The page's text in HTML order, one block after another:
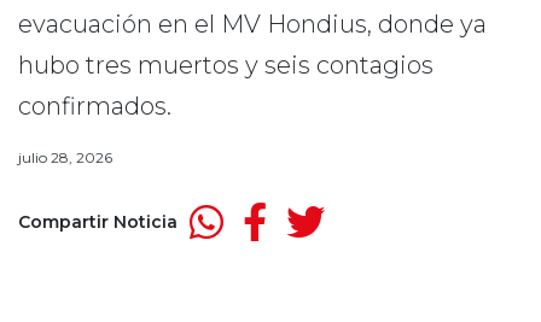
evacuación en el MV Hondius, donde ya
hubo tres muertos y seis contagios
confirmados.
julio 28, 2026
Compartir Noticia